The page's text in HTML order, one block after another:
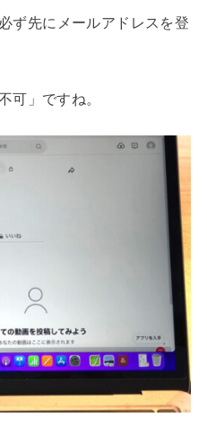
ず先にメールアドレスを登
可」ですね。